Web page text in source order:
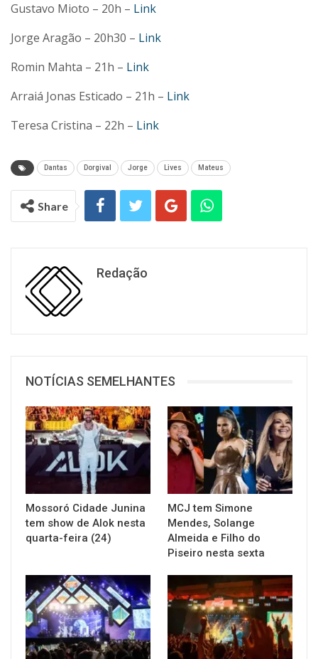
Gustavo Mioto – 20h – Link
Jorge Aragão – 20h30 – Link
Romin Mahta – 21h – Link
Arraiá Jonas Esticado – 21h – Link
Teresa Cristina – 22h – Link
Dantas Dorgival Jorge Lives Mateus
Share
Redação
NOTÍCIAS SEMELHANTES
Mossoró Cidade Junina
tem show de Alok nesta
quarta-feira (24)
MCJ tem Simone
Mendes, Solange
Almeida e Filho do
Piseiro nesta sexta